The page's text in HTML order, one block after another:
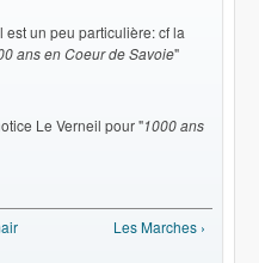
est un peu particulière: cf la
ans en Coeur de Savoie"
Le Verneil pour "1000 ans
Les Marches ›